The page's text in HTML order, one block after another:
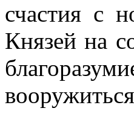
счастия с
Князей на